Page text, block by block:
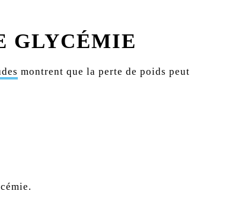
GLYCÉMIE
montrent que la perte de poids peut